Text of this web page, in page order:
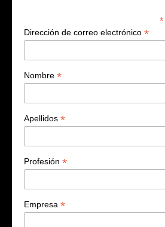
*
Dirección de correo electrónico *
Nombre *
Apellidos *
Profesión *
Empresa *